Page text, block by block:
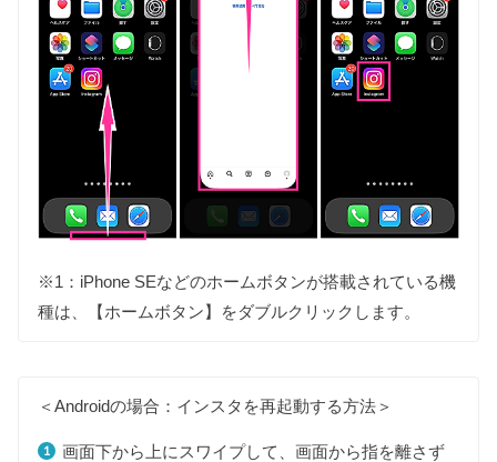
※1：iPhone SEなどのホームボタンが搭載されている機
種は、【ホームボタン】をダブルクリックします。
＜Androidの場合：インスタを再起動する方法＞
画面下から上にスワイプして、画面から指を離さず